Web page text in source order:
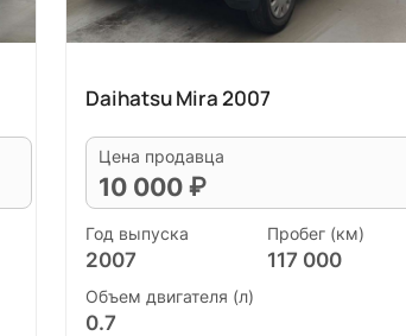
Daihatsu Mira 2007
Цена продавца
10 000 ₽
Год выпуска
2007
Пробег (км)
117 000
Объем двигателя (л)
0.7